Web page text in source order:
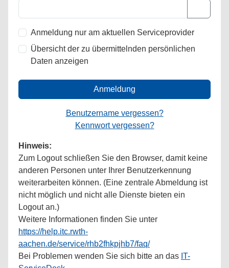
Anmeldung nur am aktuellen Serviceprovider
Übersicht der zu übermittelnden persönlichen
Daten anzeigen
Anmeldung
Benutzername vergessen?
Kennwort vergessen?
Hinweis:
Zum Logout schließen Sie den Browser, damit keine
anderen Personen unter Ihrer Benutzerkennung
weiterarbeiten können. (Eine zentrale Abmeldung ist
nicht möglich und nicht alle Dienste bieten ein
Logout an.)
Weitere Informationen finden Sie unter
https://help.itc.rwth-
aachen.de/service/rhb2fhkpjhb7/faq/
Bei Problemen wenden Sie sich bitte an das IT-